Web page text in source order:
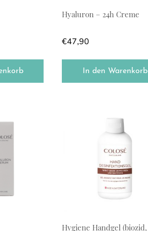
Hyaluron – 24h Creme
€47,90
In den Warenkorb
Hygiene Handgel (biozid,